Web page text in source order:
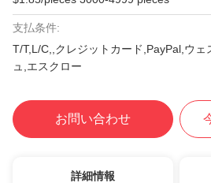
支払条件:
T/T,L/C,,クレジットカード,PayPal,ウェ
ュ,エスクロー
お問い合わせ
詳細情報